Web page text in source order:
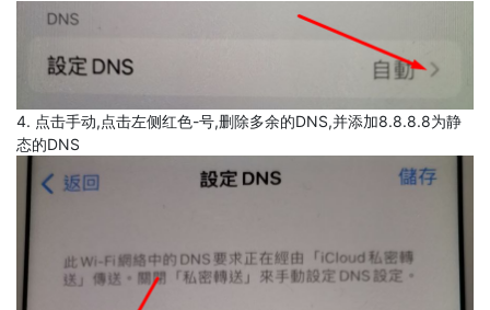
4. 点击手动,点击左侧红色-号,删除多余的DNS,并添加8.8.8.8为静
态的DNS